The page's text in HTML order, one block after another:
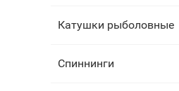
Катушки рыболовные
Спиннинги